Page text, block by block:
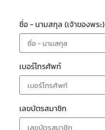
ชื่อ - นามสกุล (เจ้าของพระ)
เบอร์โทรศัพท์
เลขบัตรสมาชิก